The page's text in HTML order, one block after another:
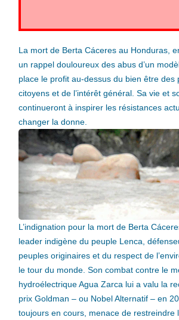
La mort de Berta Cáceres au Honduras,
un rappel douloureux des abus d’un
place le profit au-dessus du bien être des
citoyens et de l’intérêt général. Sa vie et
continueront à inspirer les résistances
changer la donne.
L’indignation pour la mort de Berta
leader indigène du peuple Lenca,
peuples originaires et du respect de
le tour du monde. Son combat contre le
hydroélectrique Agua Zarca lui a valu la
prix Goldman – ou Nobel Alternatif – en
toujours en cours, menace de restreindre